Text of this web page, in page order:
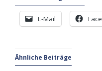
E-Mail
Ähnliche Beiträge